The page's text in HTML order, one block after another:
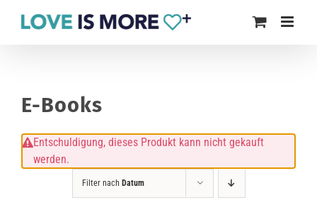
Inhalt
E-Books
Entschuldigung, dieses Produkt kann nicht gekauft
werden.
Filter nach Datum